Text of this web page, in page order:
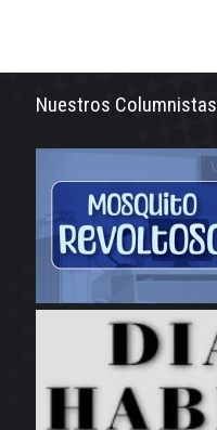
Nuestros Columnistas